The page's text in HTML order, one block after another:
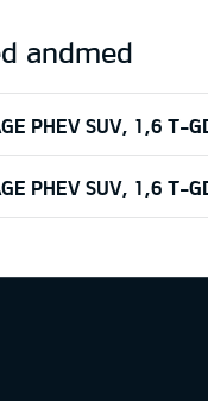
andmed
PHEV SUV, 1,6 T-
PHEV SUV, 1,6 T-